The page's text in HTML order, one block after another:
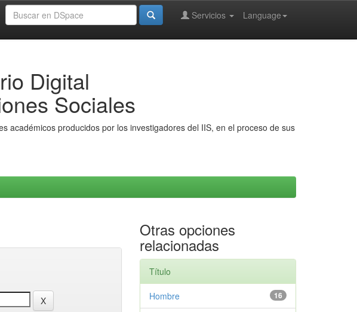
Language
Servicios
Digital
Sociales
académicos producidos por los investigadores del IIS, en el proceso de sus
Otras opciones
relacionadas
Título
16
Hombre